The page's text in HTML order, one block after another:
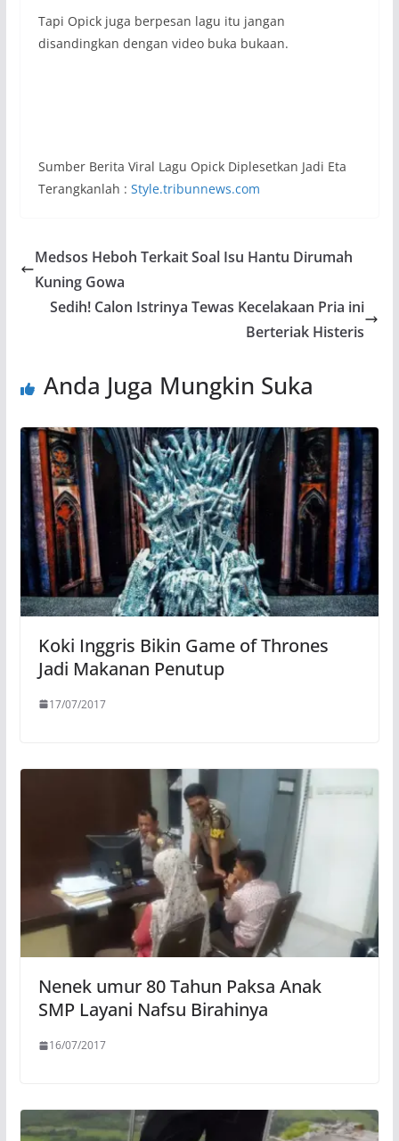
Tapi Opick juga berpesan lagu itu jangan
disandingkan dengan video buka bukaan.
Sumber Berita Viral Lagu Opick Diplesetkan Jadi Eta
Terangkanlah : Style.tribunnews.com
Medsos Heboh Terkait Soal Isu Hantu Dirumah
Kuning Gowa
Sedih! Calon Istrinya Tewas Kecelakaan Pria ini
Berteriak Histeris
Anda Juga Mungkin Suka
Koki Inggris Bikin Game of Thrones
Jadi Makanan Penutup
17/07/2017
Nenek umur 80 Tahun Paksa Anak
SMP Layani Nafsu Birahinya
16/07/2017